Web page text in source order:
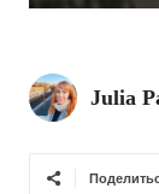
Julia